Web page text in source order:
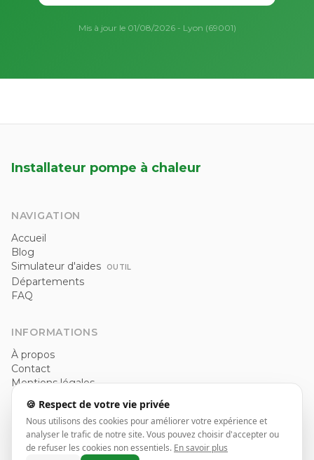
Mis à jour le 01/08/2026 - Lyon (69001)
Installateur pompe à chaleur
NAVIGATION
Accueil
Blog
Simulateur d'aides
OUTIL
Départements
FAQ
INFORMATIONS
À propos
Contact
Mentions légales
CGU🍪 Respect de votre vie privée
Nous utilisons des cookies pour améliorer votre expérience et
analyser le trafic de notre site. Vous pouvez choisir d'accepter ou
de refuser les cookies non essentiels. En savoir plus